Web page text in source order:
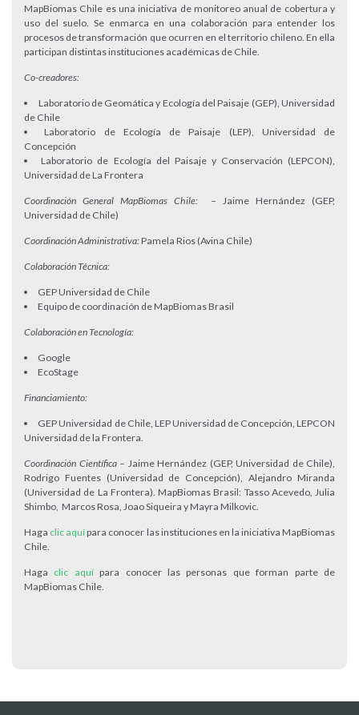
MapBiomas Chile es una iniciativa de monitoreo anual de cobertura y
uso del suelo. Se enmarca en una colaboración para entender los
procesos de transformación que ocurren en el territorio chileno. En ella
participan distintas instituciones académicas de Chile.
Co-creadores:
Laboratorio de Geomática y Ecología del Paisaje (GEP), Universidad
de Chile
Laboratorio de Ecología de Paisaje (LEP), Universidad de
Concepción
Laboratorio de Ecología del Paisaje y Conservación (LEPCON),
Universidad de La Frontera
Coordinación General MapBiomas Chile:
– Jaime Hernández (GEP,
Universidad de Chile)
Coordinación Administrativa:Pamela Rios (Avina Chile)
Colaboración Técnica:
GEP Universidad de Chile
Equipo de coordinación de MapBiomas Brasil
Colaboración en Tecnología:
Google
EcoStage
Financiamiento:
GEP Universidad de Chile, LEP Universidad de Concepción, LEPCON
Universidad de la Frontera.
Coordinación Científica– Jaime Hernández (GEP, Universidad de Chile),
Rodrigo Fuentes (Universidad de Concepción), Alejandro Miranda
(Universidad de La Frontera). MapBiomas Brasil: Tasso Acevedo, Julia
Shimbo, Marcos Rosa, Joao Siqueira y Mayra Milkovic.
Haga clic aquípara conocer las instituciones en la iniciativa MapBiomas
Chile.
Haga clic aquípara conocer las personas que forman parte de
MapBiomas Chile.